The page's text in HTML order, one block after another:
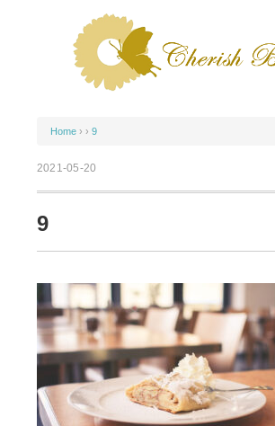
Home › › 9
2021-05-20
9